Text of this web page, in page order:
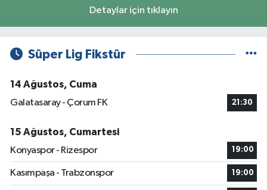
Detaylar için tıklayın
Süper Lig Fikstür
14 Ağustos, Cuma
Galatasaray - Çorum FK
21:30
15 Ağustos, Cumartesi
Konyaspor - Rizespor
19:00
Kasımpaşa - Trabzonspor 19:00